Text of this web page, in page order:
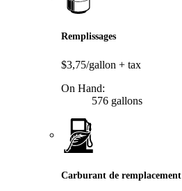
Remplissages
$3,75/gallon + tax
On Hand:
576 gallons
Carburant de remplacement